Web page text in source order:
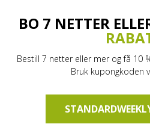
BO 7 NETTER
Bestill 7 netter eller mer og få
Bruk kupongkoden